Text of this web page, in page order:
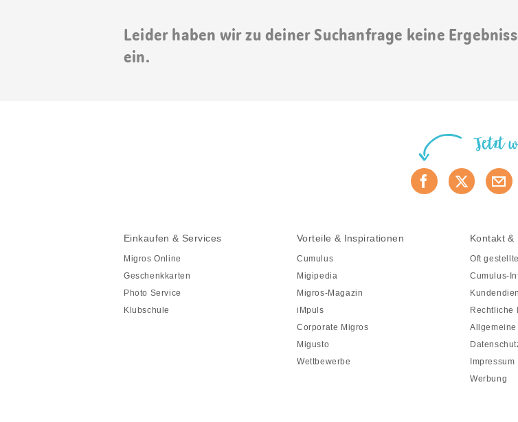
Leider haben wir zu deiner Suchanfrage keine
ein.
Jetzt
Einkaufen & Services
Migros Online
Geschenkkarten
Photo Service
Klubschule
Vorteile & Inspirationen
Cumulus
Migipedia
Migros-Magazin
iMpuls
Corporate Migros
Migusto
Wettbewerbe
Kontakt &
Oft
Cumulus-
Rechtliche
Impressum
Werbung